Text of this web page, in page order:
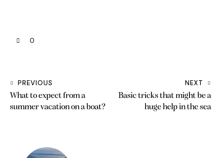
0
PREVIOUS
What to expect from a
summer vacation on a boat?
NEXT
Basic tricks that might be a
huge help in the sea